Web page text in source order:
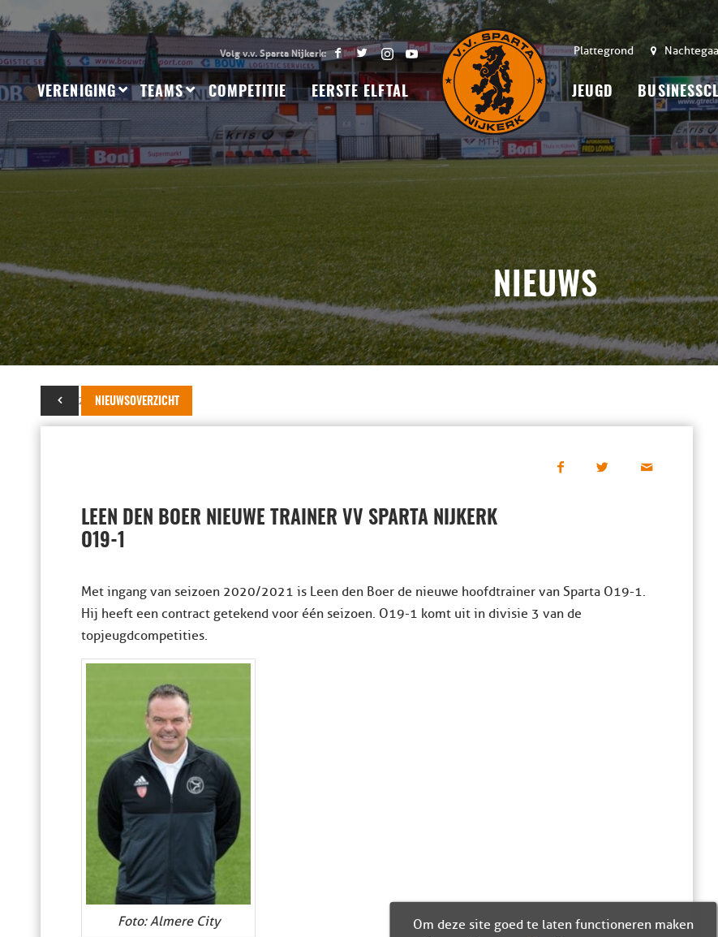
Plattegrond
VERENIGING TEAMS COMPETITIE EERSTE ELFTAL JEUGD
NIEUWS
NIEUWSOVERZICHT
25 mei 2020
LEEN DEN BOER NIEUWE TRAINER VV SPARTA NIJKERK
O19-1
Met ingang van seizoen 2020/2021 is Leen den Boer de nieuwe hoofdtrainer van Sparta O19-1.
Hij heeft een contract getekend voor één seizoen. O19-1 komt uit in divisie 3 van de
topjeugdcompetities.
Foto: Almere City
Om deze site goed te laten functioneren maken